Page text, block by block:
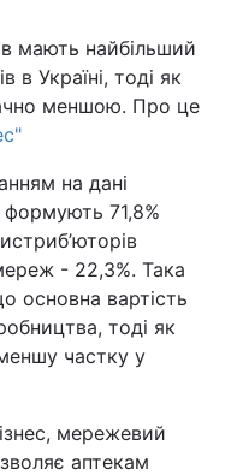
мають найбільший
в Україні, тоді як
меншою. Про це
на дані
71,8%
- 22,3%. Така
основна вартість
тоді як
частку у
мережевий
аптекам